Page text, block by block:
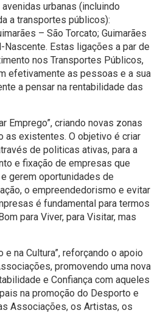
urbanas (incluindo
a transportes públicos):
– São Torcato; Guimarães
Nascente. Estas ligações a par de
nos Transportes Públicos,
efetivamente as pessoas e a sua
a pensar na rentabilidade das
Emprego”, criando novas zonas
as existentes. O objetivo é criar
de politicas ativas, para a
e fixação de empresas que
gerem oportunidades de
o empreendedorismo e evitar
é fundamental para termos
para Viver, para Visitar, mas
e na Cultura”, reforçando o apoio
promovendo uma nova
e Confiança com aqueles
na promoção do Desporto e
Associações, os Artistas, os